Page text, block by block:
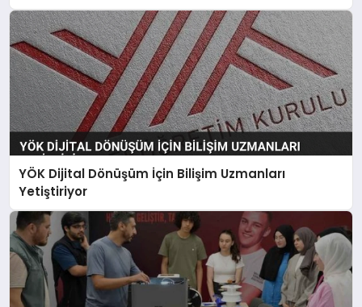
YÖK Dijital Dönüşüm İçin Bilişim Uzmanları
Yetiştiriyor